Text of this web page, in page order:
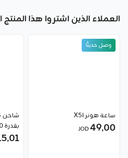
العملاء الذين اشتروا هذا المنتج
وصل حديثًا
ساعة هونر X5i
49٫00
C واط من Baseus